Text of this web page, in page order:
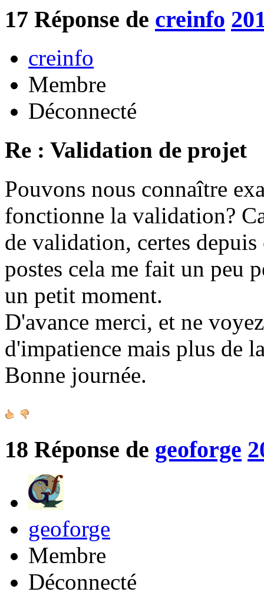
17 Réponse de creinfo
creinfo
Membre
Déconnecté
Re : Validation de projet
Pouvons nous connaître
fonctionne la validation?
de validation, certes
postes cela me fait un peu
un petit moment.
D'avance merci, et ne
d'impatience mais plus de
Bonne journée.
18 Réponse de geoforge
geoforge
Membre
Déconnecté